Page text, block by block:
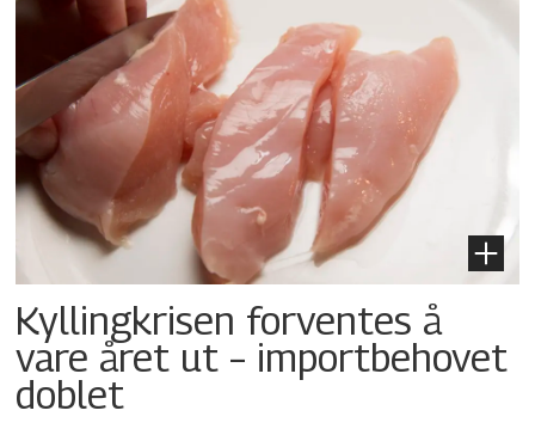
Kyllingkrisen forventes å
vare året ut – importbehovet
doblet